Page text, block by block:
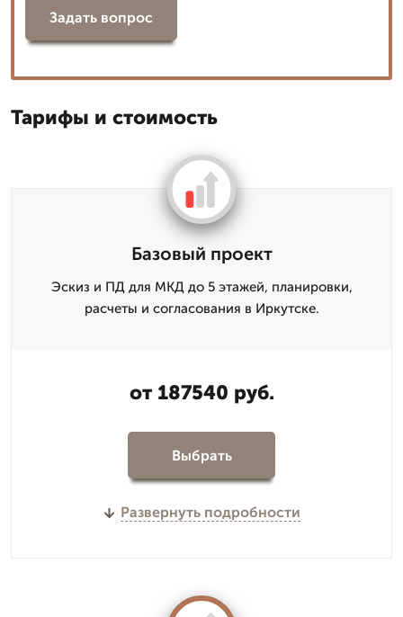
Задать вопрос
Тарифы и стоимость
Базовый проект
Эскиз и ПД для МКД до 5 этажей, планировки,
расчеты и согласования в Иркутске.
от 187540 руб.
Выбрать
Развернуть подробности